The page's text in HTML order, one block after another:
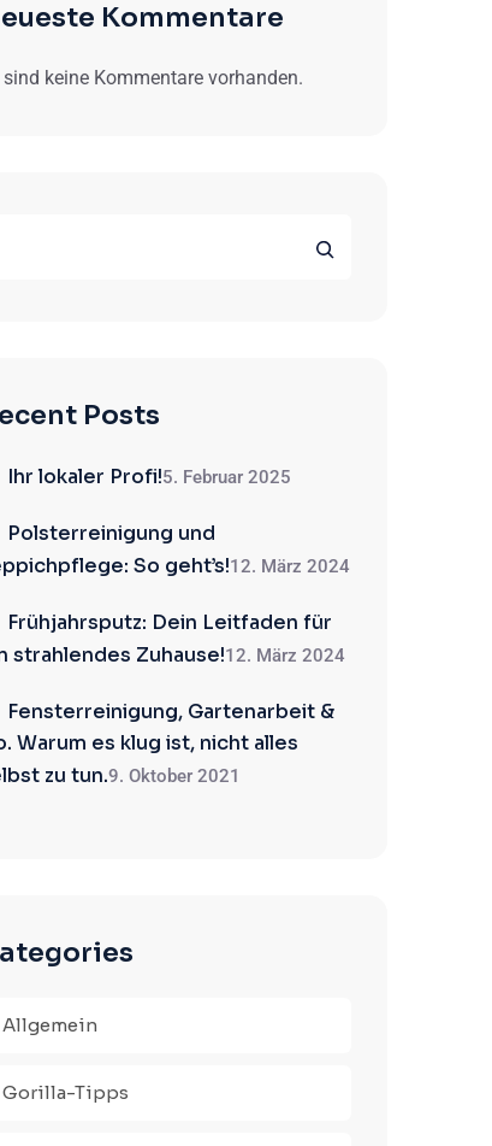
Kommentare
sind keine Kommentare vorhanden.
Posts
Ihr lokaler Profi!5. Februar 2025
Polsterreinigung und
So geht’s!12. März 2024
Frühjahrsputz: Dein Leitfaden für
strahlendes Zuhause!12. März 2024
Fensterreinigung, Gartenarbeit &
Warum es klug ist, nicht alles
zu tun.9. Oktober 2021
Allgemein
Gorilla-Tipps